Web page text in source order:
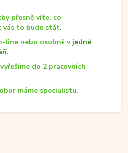
přesně víte, co
vás to bude stát.
line nebo osobně v jedné
.
do 2 pracovních
máme specialistu.